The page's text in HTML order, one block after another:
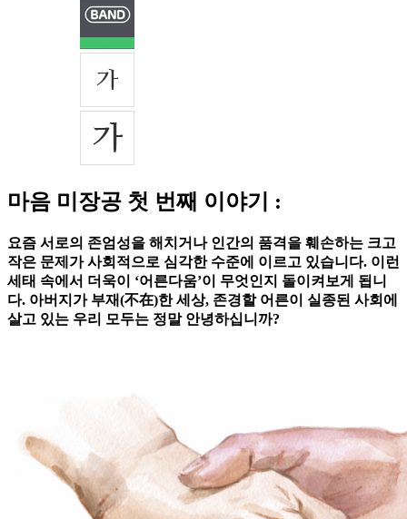
마음 미장공 첫 번째 이야기 :
요즘 서로의 존엄성을 해치거나 인간의 품격을 훼손하는 크고
작은 문제가 사회적으로 심각한 수준에 이르고 있습니다. 이런
세태 속에서 더욱이 ‘어른다움’이 무엇인지 돌이켜보게 됩니
다. 아버지가 부재(不在)한 세상, 존경할 어른이 실종된 사회에
살고 있는 우리 모두는 정말 안녕하십니까?